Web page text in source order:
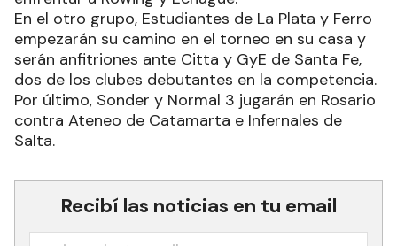
En el otro grupo, Estudiantes de La Plata y Ferro
empezarán su camino en el torneo en su casa y
serán anfitriones ante Citta y GyE de Santa Fe,
dos de los clubes debutantes en la competencia.
Por último, Sonder y Normal 3 jugarán en Rosario
contra Ateneo de Catamarta e Infernales de
Salta.
Recibí las noticias en tu email